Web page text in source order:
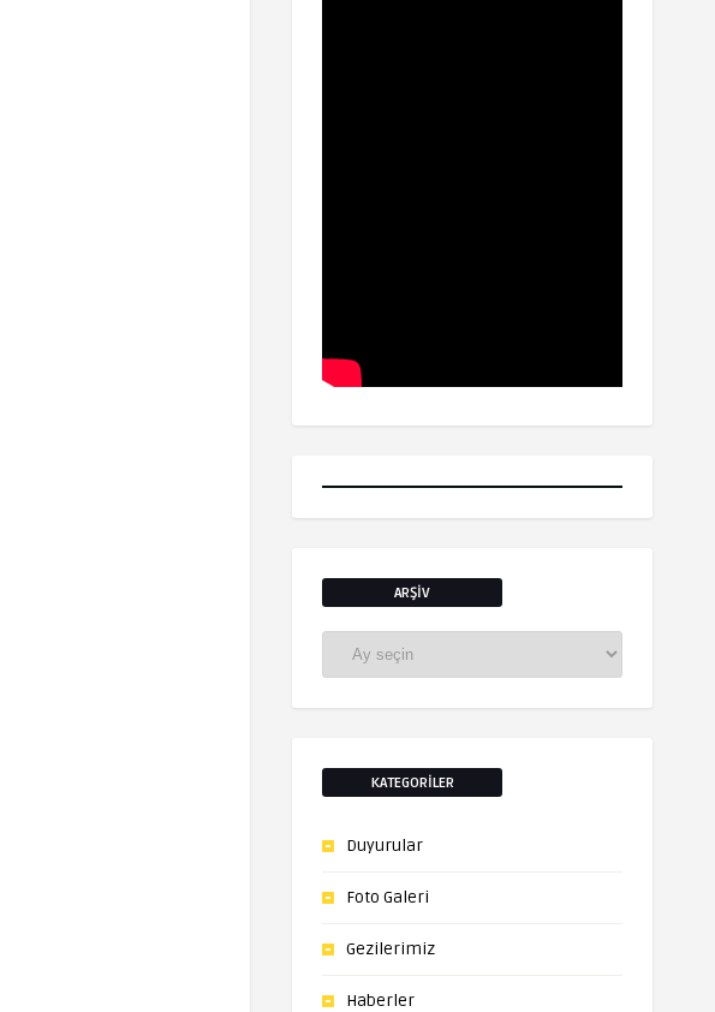
ARŞIV
KATEGORILER
Duyurular
Foto Galeri
Gezilerimiz
Haberler